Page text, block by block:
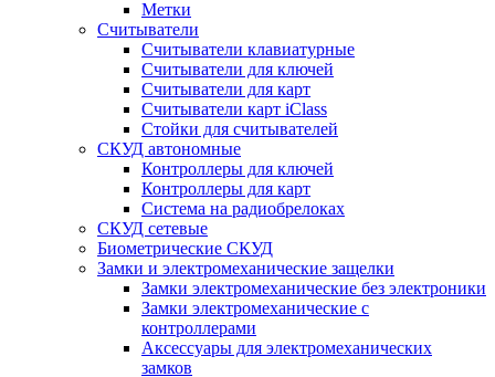
Метки
Считыватели
Считыватели клавиатурные
Считыватели для ключей
Считыватели для карт
Считыватели карт iClass
Стойки для считывателей
СКУД автономные
Контроллеры для ключей
Контроллеры для карт
Система на радиобрелоках
СКУД сетевые
Биометрические СКУД
Замки и электромеханические защелки
Замки электромеханические без электроники
Замки электромеханические с
контроллерами
Аксессуары для электромеханических
замков